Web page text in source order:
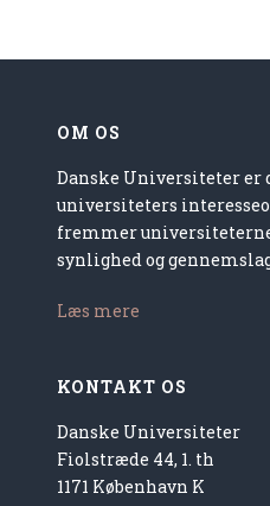
OM OS
Danske Universiteter er
universiteters
fremmer
synlighed og
Læs mere
KONTAKT OS
Danske Universiteter
Fiolstræde 44, 1. th
1171 København K